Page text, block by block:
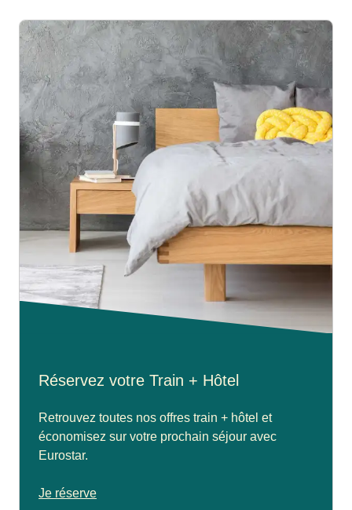
Réservez votre Train + Hôtel
Retrouvez toutes nos offres train + hôtel et
économisez sur votre prochain séjour avec
Eurostar.
Je réserve